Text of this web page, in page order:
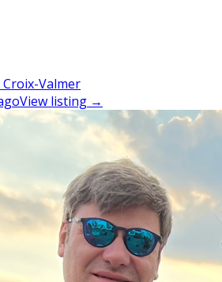
Croix-Valmer
View listing →